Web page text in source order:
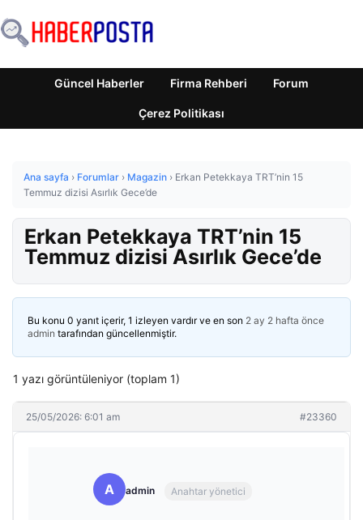
Güncel Haberler Firma Rehberi Forum
Çerez Politikası
Ana sayfa › Forumlar › Magazin › Erkan Petekkaya TRT’nin 15
Temmuz dizisi Asırlık Gece’de
Erkan Petekkaya TRT’nin 15
Temmuz dizisi Asırlık Gece’de
Bu konu 0 yanıt içerir, 1 izleyen vardır ve en son 2 ay 2 hafta önce
admin tarafından güncellenmiştir.
1 yazı görüntüleniyor (toplam 1)
25/05/2026: 6:01 am #23360
A admin Anahtar yönetici